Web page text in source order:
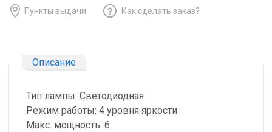
Пункты выдачи Как сделать заказ?
Описание
Тип лампы: Светодиодная
Режим работы: 4 уровня яркости
Макс. мощность: 6